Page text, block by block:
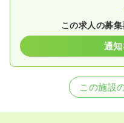
この求人の募
通
この施設